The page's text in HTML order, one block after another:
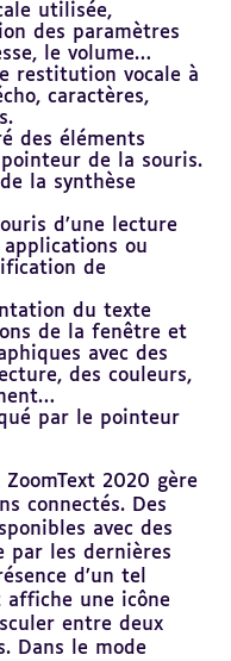
utilisée,
des paramètres
le volume…
restitution vocale à
caractères,
des éléments
de la souris.
la synthèse
d’une lecture
ou
de
du texte
de la fenêtre et
avec des
des couleurs,
par le pointeur
2020 gère
connectés. Des
avec des
par les dernières
d’un tel
affiche une icône
entre deux
Dans le mode